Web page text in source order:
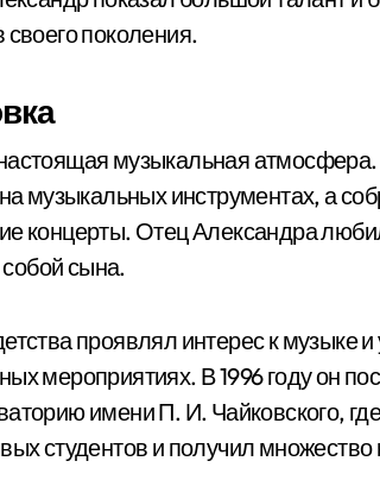
поколения.
музыкальная атмосфера.
музыкальных инструментах, а
концерты. Отец Александра
сына.
проявлял интерес к музыке
мероприятиях. В 1996 году он
имени П. И. Чайковского,
студентов и получил множество